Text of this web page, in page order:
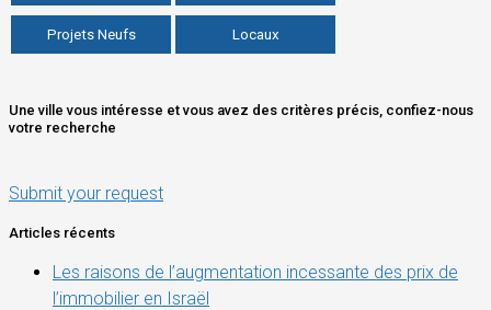
Projets Neufs Locaux
Une ville vous intéresse et vous avez des critères précis, confiez-nous
votre recherche
Submit your request
Articles récents
Les raisons de l’augmentation incessante des prix de
l’immobilier en Israël